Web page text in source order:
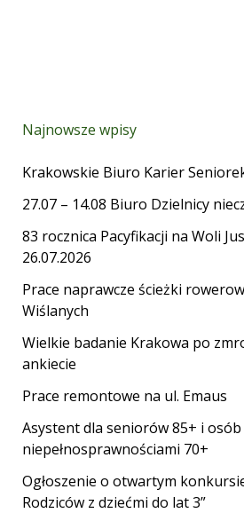
Najnowsze wpisy
Krakowskie Biuro Karier
27.07 – 14.08 Biuro Dzielnicy
83 rocznica Pacyfikacji na Woli
26.07.2026
Prace naprawcze ścieżki
Wiślanych
Wielkie badanie Krakowa po
ankiecie
Prace remontowe na ul. Emaus
Asystent dla seniorów 85+ i osób
niepełnosprawnościami 70+
Ogłoszenie o otwartym
Rodziców z dziećmi do lat 3”